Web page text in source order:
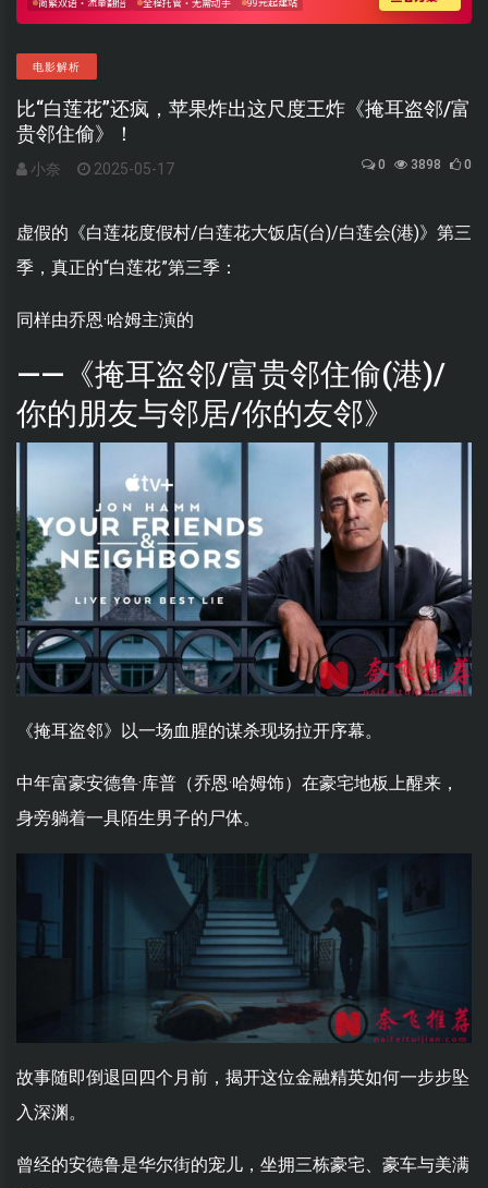
电影解析
比“白莲花”还疯，苹果炸出这尺度王炸《掩耳盗邻/富
贵邻住偷》！
小奈 2025-05-17 0 3898 0
虚假的《白莲花度假村/白莲花大饭店(台)/白莲会(港)》第三
季，真正的“白莲花”第三季：
同样由乔恩·哈姆主演的
——《掩耳盗邻/富贵邻住偷(港)/
你的朋友与邻居/你的友邻》
《掩耳盗邻》以一场血腥的谋杀现场拉开序幕。
中年富豪安德鲁·库普（乔恩·哈姆饰）在豪宅地板上醒来，
身旁躺着一具陌生男子的尸体。
故事随即倒退回四个月前，揭开这位金融精英如何一步步坠
入深渊。
曾经的安德鲁是华尔街的宠儿，坐拥三栋豪宅、豪车与美满